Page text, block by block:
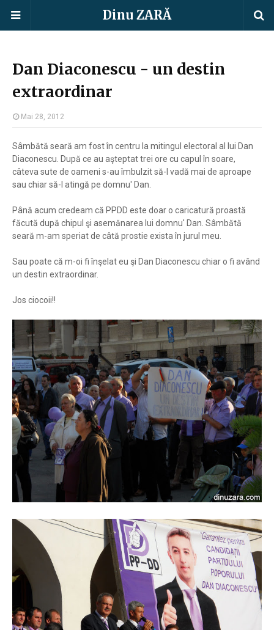
Dinu ZARĂ
Dan Diaconescu - un destin
extraordinar
Mai 28, 2012
Sâmbătă seară am fost în centru la mitingul electoral al lui Dan
Diaconescu. După ce au aşteptat trei ore cu capul în soare,
câteva sute de oameni s-au îmbulzit să-l vadă mai de aproape
sau chiar să-l atingă pe domnu' Dan.
Până acum credeam că PPDD este doar o caricatură proastă
făcută după chipul şi asemănarea lui domnu' Dan. Sâmbătă
seară m-am speriat de câtă prostie exista în jurul meu.
Sau poate că m-oi fi înşelat eu şi Dan Diaconescu chiar o fi având
un destin extraordinar.
Jos ciocoii!!